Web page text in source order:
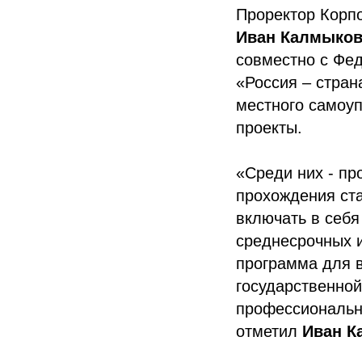
Проректор
Иван
совместно с
«Россия –
местного
проекты.
«Среди них -
прохождения
включать в
среднесрочных
программа для
отметил Иван